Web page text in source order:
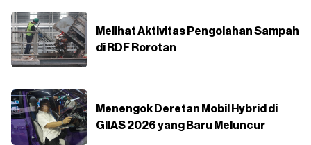
Melihat Aktivitas Pengolahan Sampah
di RDF Rorotan
Menengok Deretan Mobil Hybrid di
GIIAS 2026 yang Baru Meluncur